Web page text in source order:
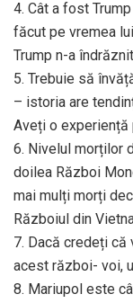
4. Cât a fost
făcut pe vremea
Trump n-a
5. Trebuie să
– istoria are
Aveți o experiență
6. Nivelul morților
doilea Război
mai mulți morți
Războiul din
7. Dacă credeți
acest război- voi,
8. Mariupol este